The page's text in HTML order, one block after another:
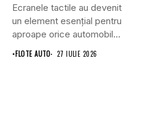
Ecranele tactile au devenit
un element esențial pentru
aproape orice automobil
modern....
•FLOTE AUTO 27 IULIE 2026